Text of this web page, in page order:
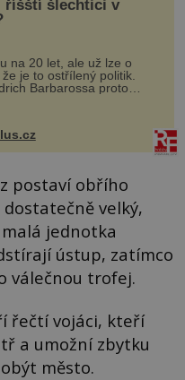
říšští šlechtici v
na 20 let, ale už lze o
je to ostřílený politik.
Barbarossa proto
syna a dědice Jindřicha
aby se stal
při řešení sporu m...
postaví obřího
velký,
jednotka
ústup, zatímco
válečnou trofej.
řečtí vojáci, kteří
a umožní zbytku
město.